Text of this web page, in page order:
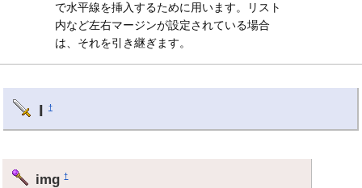
で水平線を挿入するために用います。リスト
内など左右マージンが設定されている場合
は、それを引き継ぎます。
I †
img†